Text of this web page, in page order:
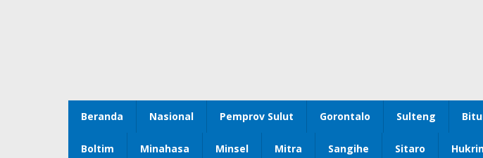
Beranda Nasional Pemprov Sulut Gorontalo Sulteng
Boltim Minahasa Minsel Mitra Sangihe Sitaro